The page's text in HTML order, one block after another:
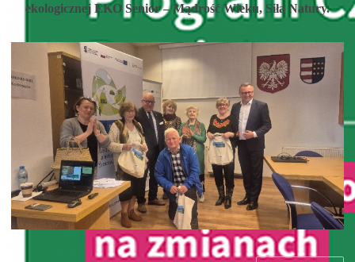
ekologicznej EKO Senior – Mądrość Wieku, Siła Natury.